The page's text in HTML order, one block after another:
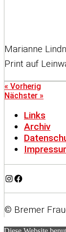
Marianne
Print auf
« Vorherig
Nächster »
Links
Archiv
Instagram
Facebook
© Bremer